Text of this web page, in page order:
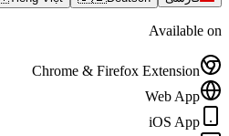
Available on
Chrome & Firefox Extension
Web App
iOS App